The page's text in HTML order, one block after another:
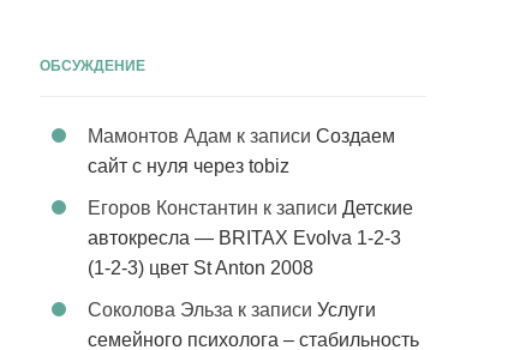
ОБСУЖДЕНИЕ
Мамонтов Адам к записи Создаем
сайт с нуля через tobiz
Егоров Константин к записи Детские
автокресла — BRITAX Evolva 1-2-3
(1-2-3) цвет St Anton 2008
Соколова Эльза к записи Услуги
семейного психолога – стабильность